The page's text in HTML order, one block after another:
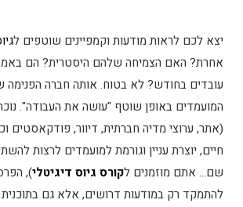
יצא לכם לראות מודעות וקמפיינים שוטפים ל
אחרת? האם הצמיחה שלהם היסטרית? הם
עובדים בחודש? לא בטוח. אותה חברה
המועמדים באופן שוטף "עושה את העבודה".
(אתר, ערוצי מדיה חברתית, דיוור, פודקאסטים
חיים, יוצרת עניין וגורמת למועמדים לרצות
שם… אתם מוזמנים לקורס גיוס דיגיטלי),
להתמקד רק במודעות דרושים, אלא גם בתוכנית